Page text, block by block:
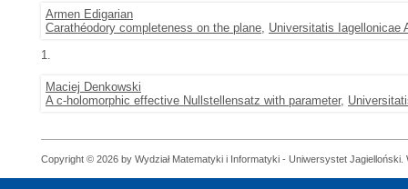
Armen Edigarian
Carathéodory completeness on the plane, Universitatis Iagellonicae
1.
Maciej Denkowski
A c-holomorphic effective Nullstellensatz with parameter,
Copyright © 2026 by Wydział Matematyki i Informatyki - Uniwersystet